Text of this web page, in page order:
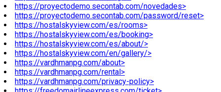
https://proyectodemo.secontab.com/novedades>
https://proyectodemo.secontab.com/password/reset>
https://hostalskyview.com/es/rooms>
https://hostalskyview.com/es/booking>
https://hostalskyview.com/es/about/>
https://hostalskyview.com/en/gallery/>
https://vardhmanpg.com/about>
https://vardhmanpg.com/rental>
https://vardhmanpg.com/privacy-policy>